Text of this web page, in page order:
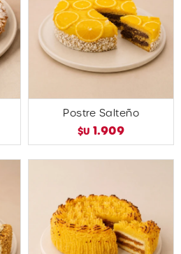
Postre Salteño
$U 1.909